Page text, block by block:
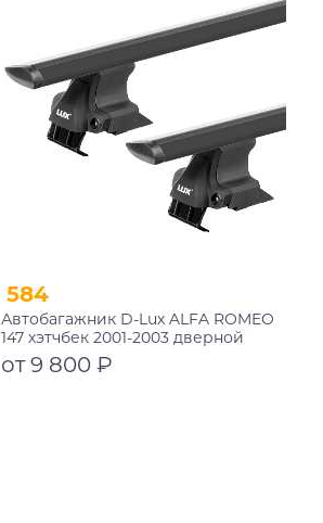
584
Автобагажник D-Lux ALFA ROMEO
147 хэтчбек 2001-2003 дверной
проем аэро-трэвэл черный
от 9 800 ₽